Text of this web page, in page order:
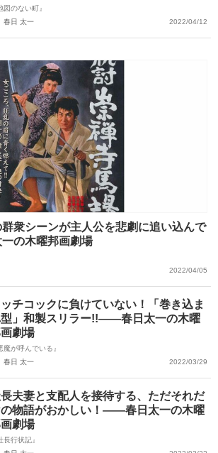
図のない町』
春日 太一
2022/04/12
衆シーンが主人公を悲劇に追い込んで
の木曜邦画劇場
2022/04/05
ッチコックに負けていない！「巻き込ま
」和製スリラー!!――春日太一の木曜
劇場
魔が呼んでいる』
春日 太一
2022/03/29
夫妻と支配人を接待する、ただそれだ
物語がおかしい！――春日太一の木曜
劇場
長行状記』